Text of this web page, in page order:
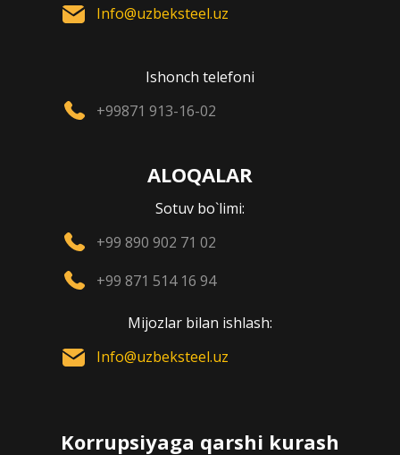
Info@uzbeksteel.uz
Ishonch telefoni
+99871 913-16-02
ALOQALAR
Sotuv bo`limi:
+99 890 902 71 02
+99 871 514 16 94
Mijozlar bilan ishlash:
Info@uzbeksteel.uz
Korrupsiyaga qarshi kurash